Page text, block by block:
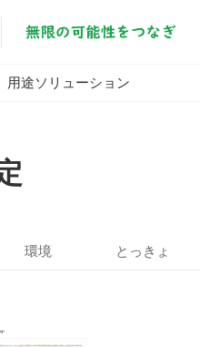
用途ソリューション
環境 とっきょ